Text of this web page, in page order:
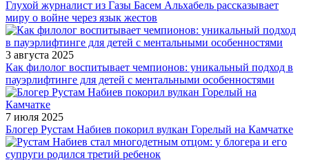
Глухой журналист из Газы Басем Альхабель рассказывает
миру о войне через язык жестов
3 августа 2025
Как филолог воспитывает чемпионов: уникальный подход в
пауэрлифтинге для детей с ментальными особенностями
7 июля 2025
Блогер Рустам Набиев покорил вулкан Горелый на Камчатке